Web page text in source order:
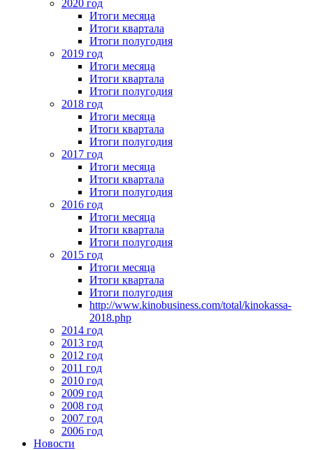
2020 год
Итоги месяца
Итоги квартала
Итоги полугодия
2019 год
Итоги месяца
Итоги квартала
Итоги полугодия
2018 год
Итоги месяца
Итоги квартала
Итоги полугодия
2017 год
Итоги месяца
Итоги квартала
Итоги полугодия
2016 год
Итоги месяца
Итоги квартала
Итоги полугодия
2015 год
Итоги месяца
Итоги квартала
Итоги полугодия
http://www.kinobusiness.com/total/kinokassa-
2018.php
2014 год
2013 год
2012 год
2011 год
2010 год
2009 год
2008 год
2007 год
2006 год
Новости